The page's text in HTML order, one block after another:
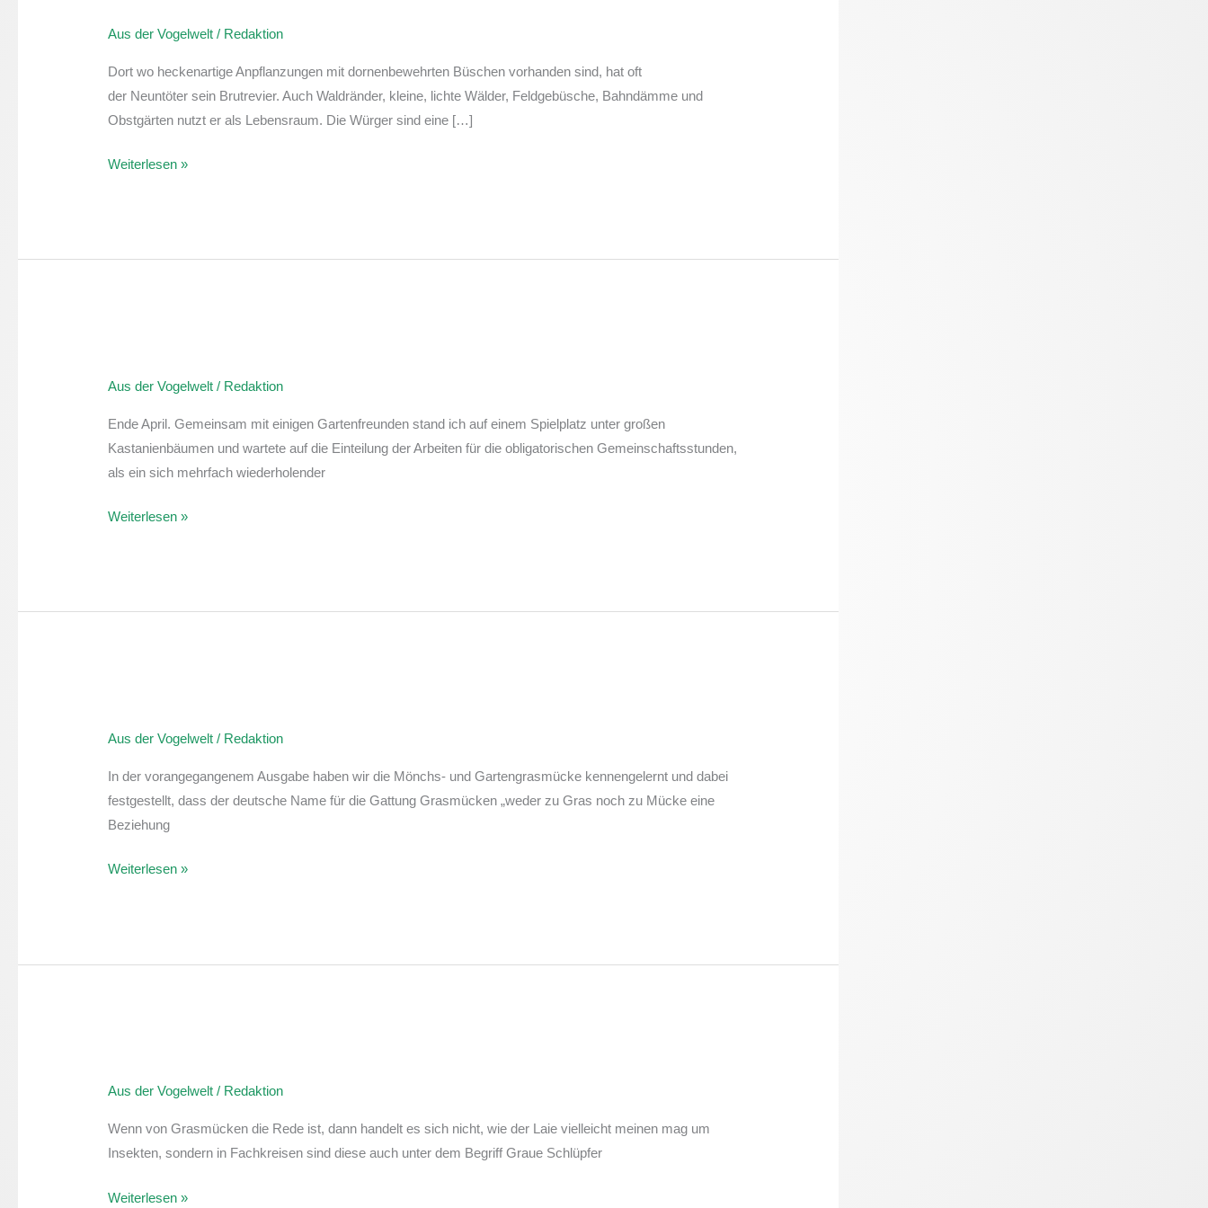
Aus der Vogelwelt / Redaktion
Dort wo heckenartige Anpflanzungen mit dornenbewehrten Büschen vorhanden sind, hat oft
der Neuntöter sein Brutrevier. Auch Waldränder, kleine, lichte Wälder, Feldgebüsche, Bahndämme und
Obstgärten nutzt er als Lebensraum. Die Würger sind eine […]
Vogelwelt:
Neuntöter
Weiterlesen »
Aus der Vogelwelt / Redaktion
Ende April. Gemeinsam mit einigen Gartenfreunden stand ich auf einem Spielplatz unter großen
Kastanienbäumen und wartete auf die Einteilung der Arbeiten für die obligatorischen Gemeinschaftsstunden,
als ein sich mehrfach wiederholender
Vogelwelt:
Pirol
Weiterlesen »
Aus der Vogelwelt / Redaktion
In der vorangegangenem Ausgabe haben wir die Mönchs- und Gartengrasmücke kennengelernt und dabei
festgestellt, dass der deutsche Name für die Gattung Grasmücken „weder zu Gras noch zu Mücke eine
Beziehung
Vogelwelt:
Grasmücke
II
Weiterlesen »
Aus der Vogelwelt / Redaktion
Wenn von Grasmücken die Rede ist, dann handelt es sich nicht, wie der Laie vielleicht meinen mag um
Insekten, sondern in Fachkreisen sind diese auch unter dem Begriff Graue Schlüpfer
Vogelwelt:
Grasmücke
I
Weiterlesen »